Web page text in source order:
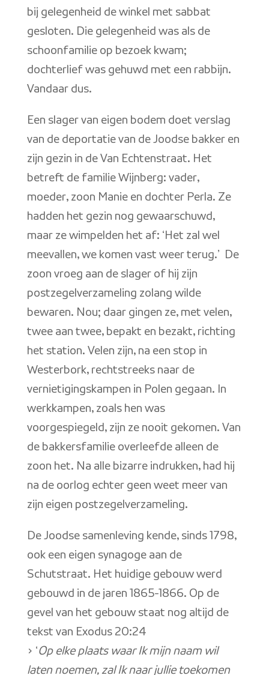
bij gelegenheid de winkel met sabbat
gesloten. Die gelegenheid was als de
schoonfamilie op bezoek kwam;
dochterlief was gehuwd met een rabbijn.
Vandaar dus.
Een slager van eigen bodem doet verslag
van de deportatie van de Joodse bakker en
zijn gezin in de Van Echtenstraat. Het
betreft de familie Wijnberg: vader,
moeder, zoon Manie en dochter Perla. Ze
hadden het gezin nog gewaarschuwd,
maar ze wimpelden het af: ‘Het zal wel
meevallen, we komen vast weer terug.’ De
zoon vroeg aan de slager of hij zijn
postzegelverzameling zolang wilde
bewaren. Nou; daar gingen ze, met velen,
twee aan twee, bepakt en bezakt, richting
het station. Velen zijn, na een stop in
Westerbork, rechtstreeks naar de
vernietigingskampen in Polen gegaan. In
werkkampen, zoals hen was
voorgespiegeld, zijn ze nooit gekomen. Van
de bakkersfamilie overleefde alleen de
zoon het. Na alle bizarre indrukken, had hij
na de oorlog echter geen weet meer van
zijn eigen postzegelverzameling.
De Joodse samenleving kende, sinds 1798,
ook een eigen synagoge aan de
Schutstraat. Het huidige gebouw werd
gebouwd in de jaren 1865-1866. Op de
gevel van het gebouw staat nog altijd de
tekst van Exodus 20:24
> ‘Op elke plaats waar Ik mijn naam wil
laten noemen, zal Ik naar jullie toekomen